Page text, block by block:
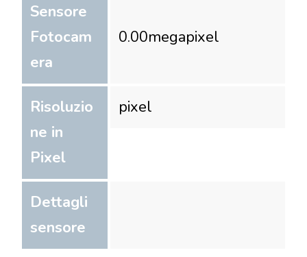
Sensore
Fotocam
era
0.00megapixel
Risoluzio
ne in
Pixel
pixel
Dettagli
sensore